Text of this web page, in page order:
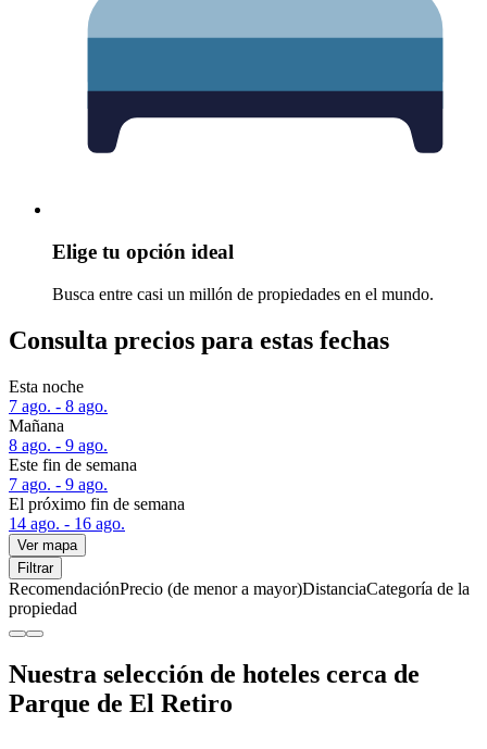
Elige tu opción ideal
Busca entre casi un millón de propiedades en el mundo.
Consulta precios para estas fechas
Esta noche
7 ago. - 8 ago.
Mañana
8 ago. - 9 ago.
Este fin de semana
7 ago. - 9 ago.
El próximo fin de semana
14 ago. - 16 ago.
Ver mapa
Filtrar
RecomendaciónPrecio (de menor a mayor)DistanciaCategoría de la
propiedad
Nuestra selección de hoteles cerca de
Parque de El Retiro